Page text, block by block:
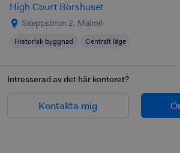
High Court Börshuset
Skeppsbron 2, Malmö
Historisk byggnad Centralt läge
Intresserad av det här kontoret?
Kontakta mig